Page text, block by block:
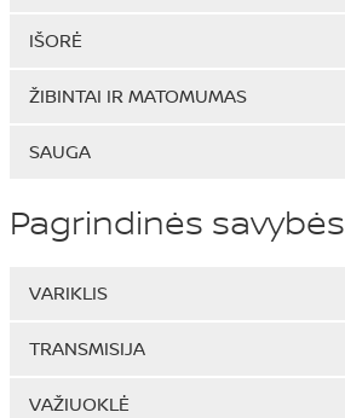
IŠORĖ
ŽIBINTAI IR MATOMUMAS
SAUGA
Pagrindinės savybės
VARIKLIS
TRANSMISIJA
VAŽIUOKLĖ